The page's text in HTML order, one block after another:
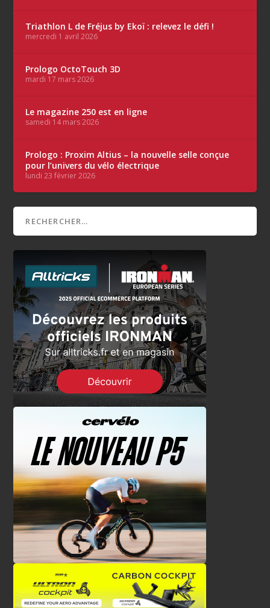
Triathlon L de Fréjus by Ekoï : relevez le défi !
mercredi 1 avril 2026
Prologo OctoTouch 3D
mardi 17 mars 2026
Le magazine 250 est en ligne
samedi 14 mars 2026
Prologo : Proxim Altius – la nouvelle selle conçue
pour l’univers du vélo électrique
lundi 23 février 2026